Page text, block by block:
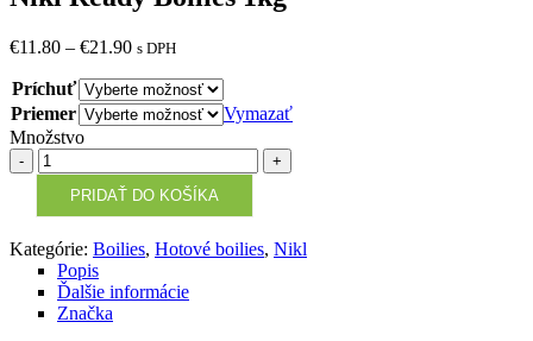
€11.80 – €21.90 s DPH
Príchuť
Priemer
Vymazať
Množstvo
Množstvo
PRIDAŤ DO KOŠÍKA
Kategórie: Boilies, Hotové boilies, Nikl
Popis
Ďalšie informácie
Značka